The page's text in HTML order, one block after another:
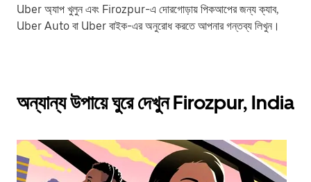
Uber অ্যাপ খুলুন এবং Firozpur-এ দোরগোড়ায় পিকআপের জন্য ক্যাব,
Uber Auto বা Uber বাইক-এর অনুরোধ করতে আপনার গন্তব্য লিখুন।
অন্যান্য উপায়ে ঘুরে দেখুন Firozpur, India